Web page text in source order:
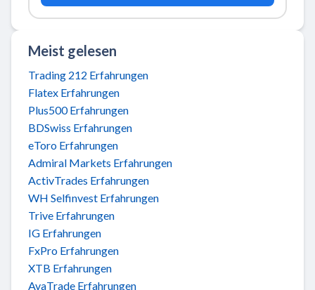
Meist gelesen
Trading 212 Erfahrungen
Flatex Erfahrungen
Plus500 Erfahrungen
BDSwiss Erfahrungen
eToro Erfahrungen
Admiral Markets Erfahrungen
ActivTrades Erfahrungen
WH Selfinvest Erfahrungen
Trive Erfahrungen
IG Erfahrungen
FxPro Erfahrungen
XTB Erfahrungen
AvaTrade Erfahrungen